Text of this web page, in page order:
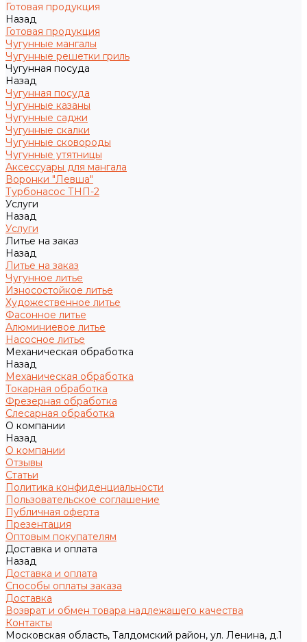
Готовая продукция
Назад
Готовая продукция
Чугунные мангалы
Чугунные решетки гриль
Чугунная посуда
Назад
Чугунная посуда
Чугунные казаны
Чугунные саджи
Чугунные скалки
Чугунные сковороды
Чугунные утятницы
Аксессуары для мангала
Воронки "Левша"
Турбонасос ТНП-2
Услуги
Назад
Услуги
Литье на заказ
Назад
Литье на заказ
Чугунное литье
Износостойкое литье
Художественное литье
Фасонное литье
Алюминиевое литье
Насосное литье
Механическая обработка
Назад
Механическая обработка
Токарная обработка
Фрезерная обработка
Слесарная обработка
О компании
Назад
О компании
Отзывы
Статьи
Политика конфиденциальности
Пользовательское соглашение
Публичная оферта
Презентация
Оптовым покупателям
Доставка и оплата
Назад
Доставка и оплата
Способы оплаты заказа
Доставка
Возврат и обмен товара надлежащего качества
Контакты
Московская область, Талдомский район, ул. Ленина, д.1